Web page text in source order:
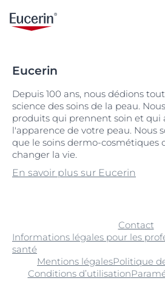
Eucerin
Depuis 100 ans, nous dédions
science des soins de la peau.
produits qui prennent soin et qui
l'apparence de votre peau. Nous
que le soins dermo-cosmétiques
changer la vie.
En savoir plus sur Eucerin
Contact
Informations légales pour les
santé
Mentions légalesPolitique
Conditions d’utilisation